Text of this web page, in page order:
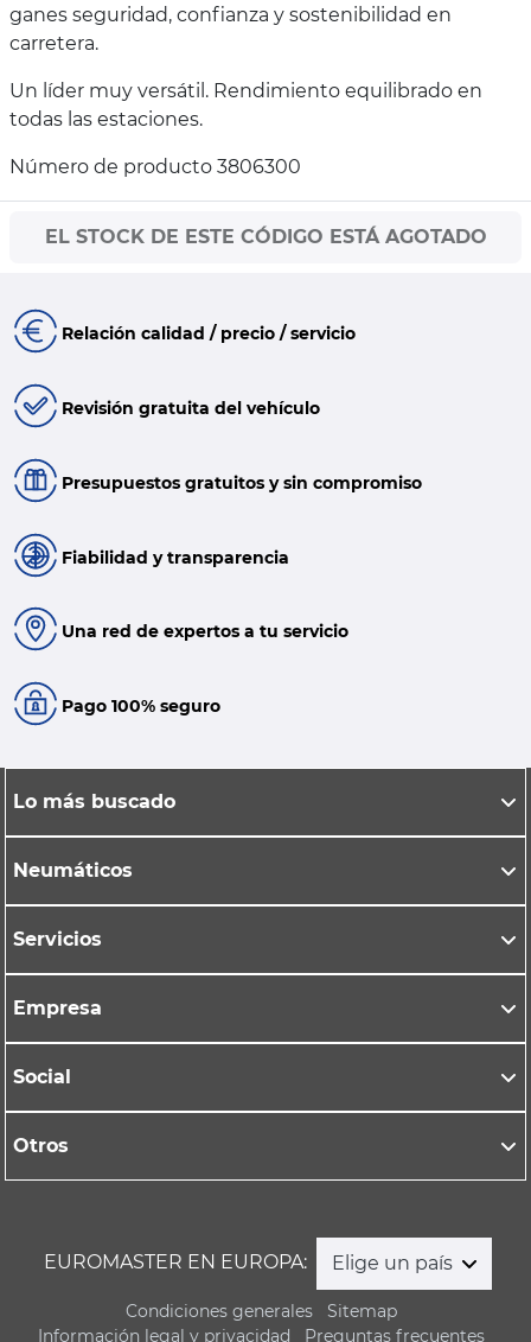
ganes seguridad, confianza y sostenibilidad en
carretera.
Un líder muy versátil. Rendimiento equilibrado en
todas las estaciones.
Número de producto 3806300
EL STOCK DE ESTE CÓDIGO ESTÁ AGOTADO
Relación calidad / precio / servicio
Revisión gratuita del vehículo
Presupuestos gratuitos y sin compromiso
Fiabilidad y transparencia
Una red de expertos a tu servicio
Pago 100% seguro
Lo más buscado
Neumáticos
Servicios
Empresa
Social
Otros
EUROMASTER EN EUROPA: Elige un país
Condiciones generales
Sitemap
Información legal y privacidad
Preguntas frecuentes